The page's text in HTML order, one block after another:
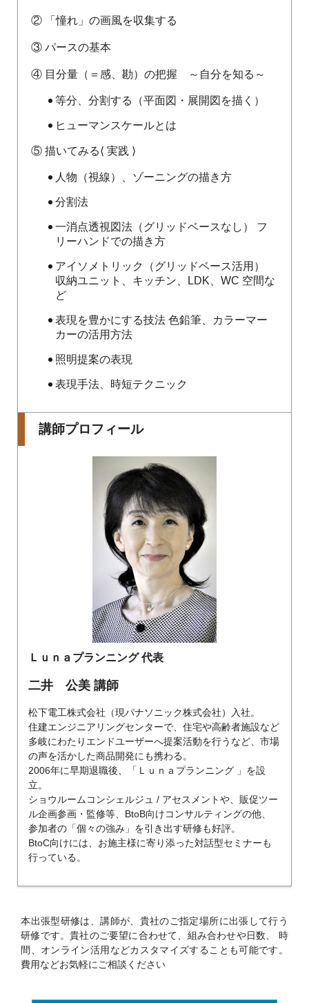
② 「憧れ」の画風を収集する
③ パースの基本
④ 目分量（＝感、勘）の把握 ～自分を知る～
等分、分割する（平面図・展開図を描く）
ヒューマンスケールとは
⑤ 描いてみる⟨ 実践 ⟩
人物（視線）、ゾーニングの描き方
分割法
一消点透視図法（グリッドベースなし） フ
リーハンドでの描き方
アイソメトリック（グリッドベース活用）
収納ユニット、キッチン、LDK、WC 空間な
ど
表現を豊かにする技法 色鉛筆、カラーマー
カーの活用方法
照明提案の表現
表現手法、時短テクニック
講師プロフィール
Ｌｕｎａプランニング 代表
二井 公美 講師
松下電工株式会社（現パナソニック株式会社）入社。
住建エンジニアリングセンターで、住宅や高齢者施設など
多岐にわたりエンドユーザーへ提案活動を行うなど、市場
の声を活かした商品開発にも携わる。
2006年に早期退職後、「Ｌｕｎａプランニング 」を設
立。
ショウルームコンシェルジュ / アセスメントや、販促ツー
ル企画参画・監修等、BtoB向けコンサルティングの他、
参加者の「個々の強み」を引き出す研修も好評。
BtoC向けには、お施主様に寄り添った対話型セミナーも
行っている。
本出張型研修は、講師が、貴社のご指定場所に出張して行う
研修です。貴社のご要望に合わせて、組み合わせや日数、
時
間、オンライン活用などカスタマイズすることも可能です。
費用などお気軽にご相談ください